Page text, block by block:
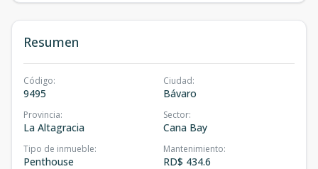
Resumen
Código:
9495
Ciudad:
Bávaro
Provincia:
La Altagracia
Sector:
Cana Bay
Tipo de inmueble:
Penthouse
Mantenimiento:
RD$ 434.6